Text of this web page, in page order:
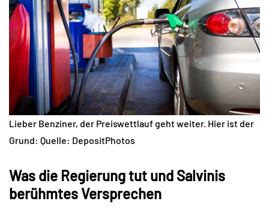
Lieber Benziner, der Preiswettlauf geht weiter. Hier ist der
Grund: Quelle: DepositPhotos
Was die Regierung tut und Salvinis
berühmtes Versprechen